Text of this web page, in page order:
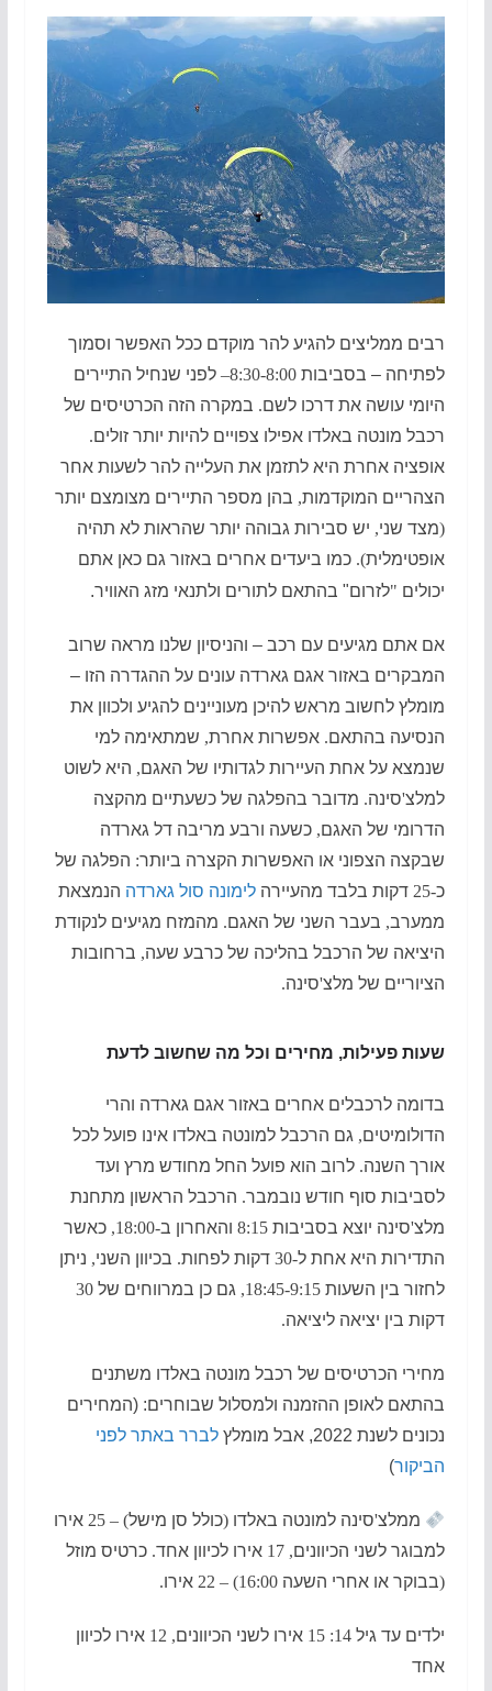
רבים ממליצים להגיע להר מוקדם ככל האפשר וסמוך
לפתיחה – בסביבות 8:30-8:00–
לפני שנחיל התיירים
היומי עושה את דרכו לשם. במקרה הזה הכרטיסים של
רכבל מונטה באלדו אפילו צפויים להיות יותר זולים.
אופציה אחרת היא לתזמן את העלייה להר לשעות אחר
הצהריים המוקדמות, בהן מספר התיירים מצומצם יותר
(מצד שני, יש סבירות גבוהה יותר שהראות לא תהיה
אופטימלית). כמו ביעדים אחרים באזור גם כאן אתם
יכולים "לזרום" בהתאם לתורים ולתנאי מזג האוויר.
אם אתם מגיעים עם רכב – והניסיון שלנו מראה שרוב
המבקרים באזור אגם גארדה עונים על ההגדרה הזו –
מומלץ לחשוב מראש להיכן מעוניינים להגיע ולכוון את
הנסיעה בהתאם. אפשרות אחרת, שמתאימה למי
שנמצא על אחת העיירות לגדותיו של האגם, היא לשוט
למלצ'סינה. מדובר בהפלגה של כשעתיים מהקצה
הדרומי של האגם, כשעה ורבע מריבה דל גארדה
שבקצה הצפוני או האפשרות הקצרה ביותר: הפלגה של
כ-25 דקות בלבד מהעיירה לימונה סול גארדה הנמצאת
ממערב, בעבר השני של האגם. מהמזח מגיעים לנקודת
היציאה של הרכבל בהליכה של כרבע שעה, ברחובות
הציוריים של מלצ'סינה.
שעות פעילות, מחירים וכל מה שחשוב לדעת
בדומה לרכבלים אחרים באזור אגם גארדה והרי
הדולומיטים, גם הרכבל למונטה באלדו אינו פועל לכל
אורך השנה. לרוב הוא פועל החל מחודש מרץ ועד
לסביבות סוף חודש נובמבר. הרכבל הראשון מתחנת
מלצ'סינה יוצא בסביבות 8:15 והאחרון ב-18:00,
כאשר
התדירות היא אחת ל-30 דקות לפחות. בכיוון השני, ניתן
לחזור בין השעות 18:45-9:15, גם כן במרווחים של 30
דקות בין יציאה ליציאה.
מחירי הכרטיסים של רכבל מונטה באלדו משתנים
בהתאם לאופן ההזמנה ולמסלול שבוחרים: (המחירים
נכונים לשנת 2022, אבל מומלץ
לברר באתר לפני
הביקור)
ממלצ'סינה למונטה באלדו (כולל סן מישל) – 25
אירו
למבוגר לשני הכיוונים, 17 אירו לכיוון אחד. כרטיס מוזל
(בבוקר או אחרי השעה 16:00) – 22 אירו.
ילדים עד גיל 14: 15 אירו לשני הכיוונים, 12
אירו לכיוון
אחד